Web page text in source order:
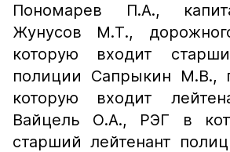
Пономарев П.А.,
Жунусов М.Т.,
которую входит
полиции Сапрыкин М.В.,
которую входит
Вайцель О.А., РЭГ в
старший лейтенант